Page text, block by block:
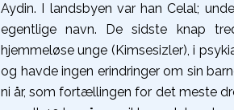
Aydin. I landsbyen var han Celal;
egentlige navn. De sidste knap
hjemmeløse unge (Kimsesizler), i
og havde ingen erindringer om sin
ni år, som fortællingen for det meste